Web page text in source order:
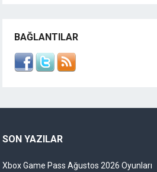
BAĞLANTILAR
SON YAZILAR
Xbox Game Pass Ağustos 2026 Oyunları